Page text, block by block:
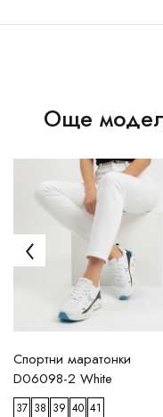
Още
Спортни маратонки
D06098-2 White
37 38 39 40 41